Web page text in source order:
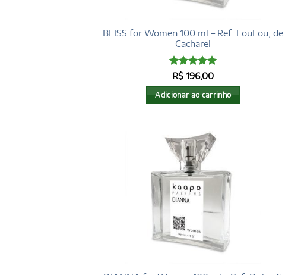
BLISS for Women 100 ml – Ref. LouLou, de
Cacharel
Avaliação5
R$ 196,00
Adicionar ao carrinho